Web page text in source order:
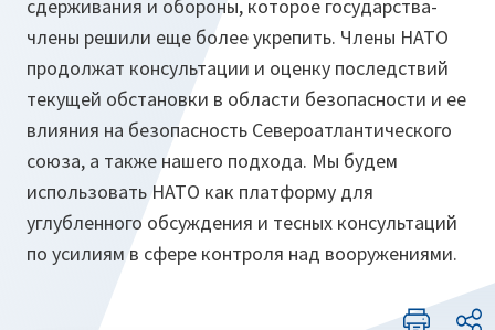
сдерживания и обороны, которое государства-
члены решили еще более укрепить. Члены НАТО
продолжат консультации и оценку последствий
текущей обстановки в области безопасности и ее
влияния на безопасность Североатлантического
союза, а также нашего подхода. Мы будем
использовать НАТО как платформу для
углубленного обсуждения и тесных консультаций
по усилиям в сфере контроля над вооружениями.